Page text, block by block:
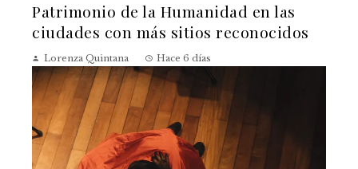
Patrimonio de la Humanidad en las
ciudades con más sitios reconocidos
Lorenza Quintana Hace 6 días